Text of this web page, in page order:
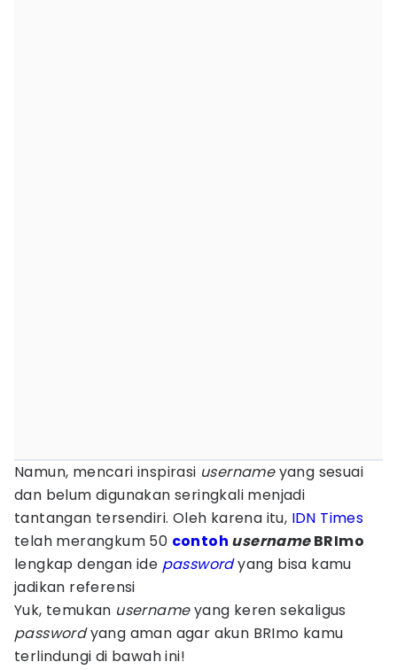
Namun, mencari inspirasi usernameyang sesuai
dan belum digunakan seringkali menjadi
tantangan tersendiri. Oleh karena itu, IDN Times
telah merangkum 50 contoh usernameBRImo
lengkap dengan ide passwordyang bisa kamu
jadikan referensi
Yuk, temukan usernameyang keren sekaligus
passwordyang aman agar akun BRImo kamu
terlindungi di bawah ini!